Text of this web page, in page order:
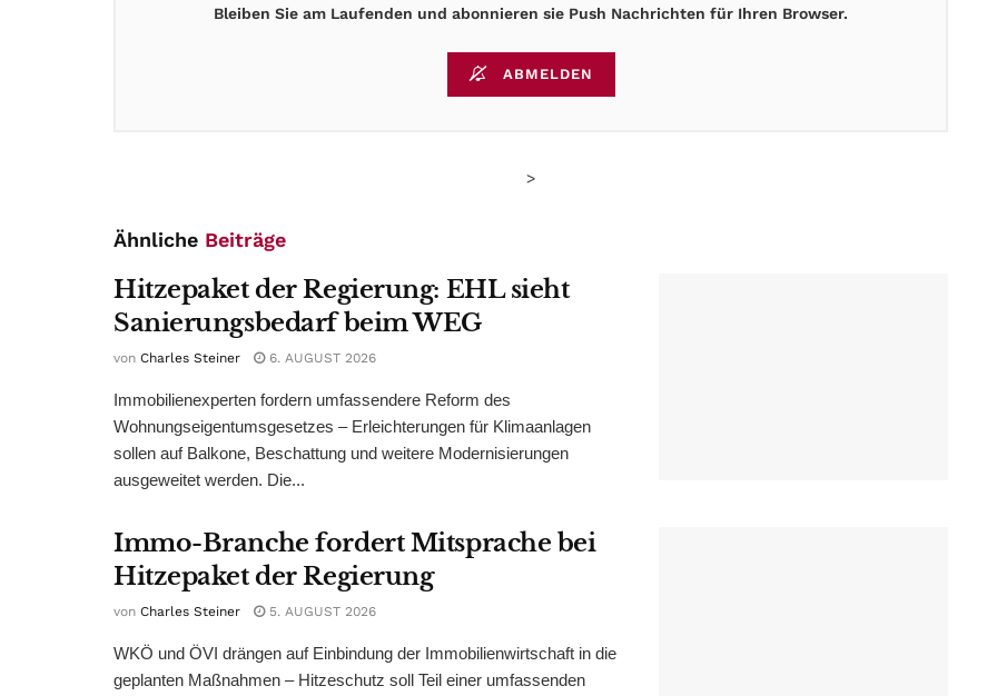
Bleiben Sie am Laufenden und abonnieren sie Push Nachrichten für Ihren Browser.
ABMELDEN
>
Ähnliche Beiträge
Hitzepaket der Regierung: EHL sieht
Sanierungsbedarf beim WEG
von Charles Steiner 6. AUGUST 2026
Immobilienexperten fordern umfassendere Reform des
Wohnungseigentumsgesetzes – Erleichterungen für Klimaanlagen
sollen auf Balkone, Beschattung und weitere Modernisierungen
ausgeweitet werden. Die...
Immo-Branche fordert Mitsprache bei
Hitzepaket der Regierung
von Charles Steiner 5. AUGUST 2026
WKÖ und ÖVI drängen auf Einbindung der Immobilienwirtschaft in die
geplanten Maßnahmen – Hitzeschutz soll Teil einer umfassenden